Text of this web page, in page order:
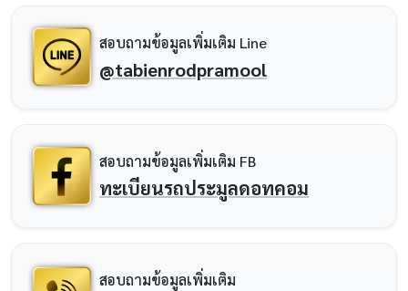
สอบถามข้อมูลเพิ่มเติม Line
@tabienrodpramool
สอบถามข้อมูลเพิ่มเติม FB
ทะเบียนรถประมูลดอทคอม
สอบถามข้อมูลเพิ่มเติม